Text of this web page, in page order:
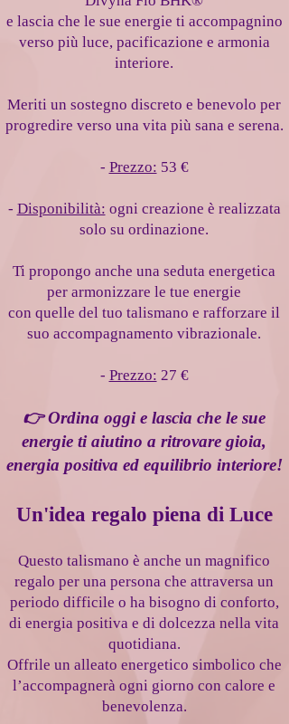
e lascia che le sue energie ti accompagnino
verso più luce, pacificazione e armonia
interiore.
Meriti un sostegno discreto e benevolo per
progredire verso una vita più sana e serena.
- Prezzo: 53 €
- Disponibilità: ogni creazione è realizzata
solo su ordinazione.
Ti propongo anche una seduta energetica
per armonizzare le tue energie
con quelle del tuo talismano e rafforzare il
suo accompagnamento vibrazionale.
- Prezzo: 27 €
👉 Ordina oggi e lascia che le sue
energie ti aiutino a ritrovare gioia,
energia positiva ed equilibrio interiore!
Un'idea regalo piena di Luce
Questo talismano è anche un magnifico
regalo per una persona che attraversa un
periodo difficile o ha bisogno di conforto,
di energia positiva e di dolcezza nella vita
quotidiana.
Offrile un alleato energetico simbolico che
l’accompagnerà ogni giorno con calore e
benevolenza.